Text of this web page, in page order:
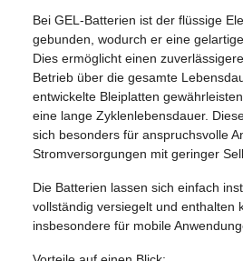
Bei GEL-Batterien ist der flüssige
gebunden, wodurch er eine
Dies ermöglicht einen
Betrieb über die gesamte
entwickelte Bleiplatten
eine lange Zyklenlebensdauer.
sich besonders für anspruchsvolle
Stromversorgungen mit geringer
Die Batterien lassen sich einfach
vollständig versiegelt und enthalten
insbesondere für mobile